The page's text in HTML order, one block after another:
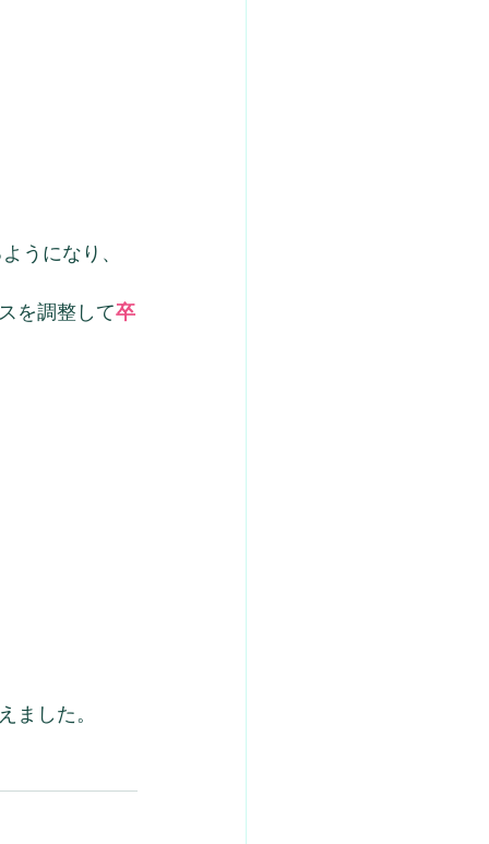
うになり、
を調整して卒
ました。